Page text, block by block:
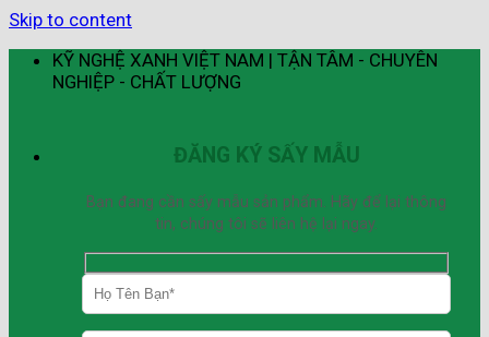
Skip to content
KỸ NGHỆ XANH VIỆT NAM | TẬN TÂM - CHUYÊN
NGHIỆP - CHẤT LƯỢNG
ĐĂNG KÝ SẤY MẪU
Bạn đang cần sấy mẫu sản phẩm. Hãy để lại thông
tin, chúng tôi sẽ liên hệ lại ngay.